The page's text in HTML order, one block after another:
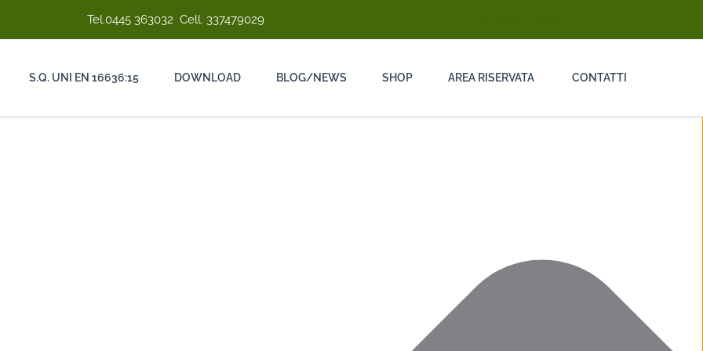
Tel.0445 363032 Cell. 337479029
S.Q. UNI EN 16636:15 DOWNLOAD BLOG/NEWS SHOP AREA RISERVATA CONTATTI